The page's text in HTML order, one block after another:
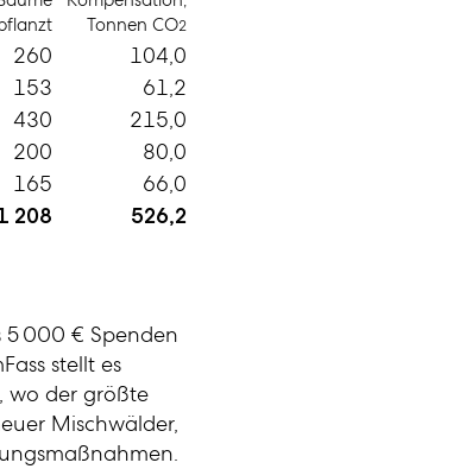
Tonnen CO2
260
104,0
153
61,2
430
215,0
200
80,0
165 66,0
208 526,2
5 000 € Spenden
stellt es
wo der größte
Mischwälder,